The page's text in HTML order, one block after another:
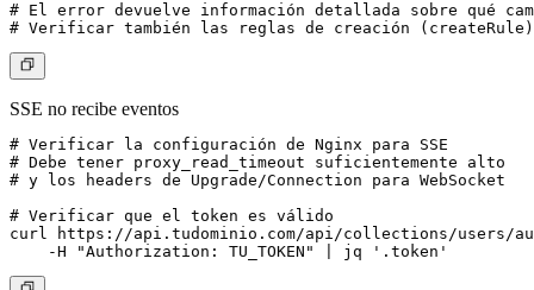
# El error devuelve información detallada sobre qué
SSE no recibe eventos
# Verificar la configuración de Nginx para SSE
# Debe tener proxy_read_timeout suficientemente alto
# y los headers de Upgrade/Connection para WebSocket
# Verificar que el token es válido
curl https://api.tudominio.com/api/collections/users/